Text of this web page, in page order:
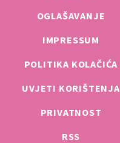
OGLAŠAVANJE
IMPRESSUM
POLITIKA KOLAČIĆA
UVJETI KORIŠTENJA
PRIVATNOST
RSS